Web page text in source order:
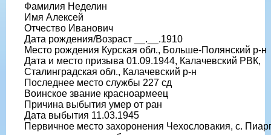
Фамилия Неделин
Имя Алексей
Отчество Иванович
Дата рождения/Возраст __.__.1910
Место рождения Курская обл., Больше-Полянский р-н
Дата и место призыва 01.09.1944, Калачевский РВК,
Сталинградская обл., Калачевский р-н
Последнее место службы 227 сд
Воинское звание красноармеец
Причина выбытия умер от ран
Дата выбытия 11.03.1945
Первичное место захоронения Чехословакия, с.